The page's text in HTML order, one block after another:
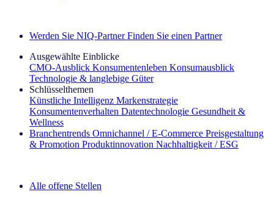
Werden Sie NIQ-Partner Finden Sie einen Partner
Ausgewählte Einblicke
CMO‑Ausblick Konsumentenleben Konsumausblick
Technologie & langlebige Güter
Schlüsselthemen
Künstliche Intelligenz Markenstrategie
Konsumentenverhalten Datentechnologie Gesundheit &
Wellness
Branchentrends Omnichannel / E‑Commerce Preisgestaltung
& Promotion Produktinnovation Nachhaltigkeit / ESG
Alle offene Stellen